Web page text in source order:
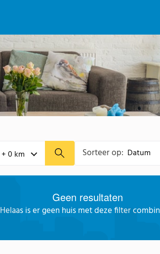
Sorteer op:
Geen resultaten
Helaas is er geen huis met deze filter